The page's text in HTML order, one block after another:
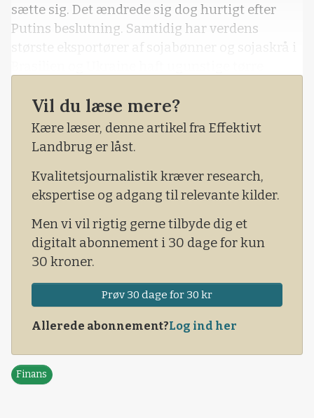
sætte sig. Det ændrede sig dog hurtigt efter
Putins beslutning. Samtidig har verdens
største eksportører af sojabønner og sojaskrå i
at reducere i udbytterne. Sammen med den
tragiske situation i Ukraine går det derfor igen
godt opad for prisen for sojaskrå, der nu er tæt
tilbage
Vil du læse mere?
Kære læser, denne artikel fra Effektivt
Landbrug er låst.
Kvalitetsjournalistik kræver research,
ekspertise og adgang til relevante kilder.
Men vi vil rigtig gerne tilbyde dig et
digitalt abonnement i 30 dage for kun
30 kroner.
Prøv 30 dage for 30 kr
Allerede abonnement?Log ind her
Finans